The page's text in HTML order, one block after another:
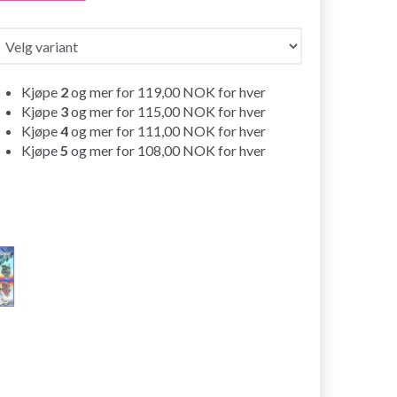
Kjøpe 2og mer for 119,00 NOKfor hver
Kjøpe 3og mer for 115,00 NOKfor hver
Kjøpe4og mer for 111,00 NOKfor hver
Kjøpe5 og mer for 108,00 NOKfor hver